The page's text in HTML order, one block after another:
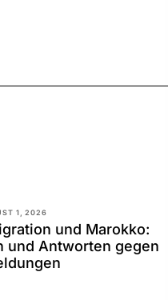
1, 2026
und Marokko:
und Antworten gegen